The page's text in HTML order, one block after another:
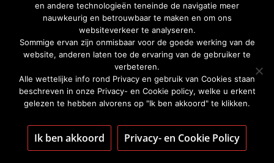
en andere technologieën teneinde de navigatie meer
nauwkeurig en betrouwbaar te maken en om ons
websiteverkeer te analyseren.
Sommige ervan zijn onmisbaar voor de goede werking van de
website, anderen laten toe de ervaring van de gebruiker te
verbeteren.
Alle wettelijke info rond Privacy en gebruik van Cookies staan
beschreven in onze Privacy- en Cookie policy, welke u erkent
gelezen te hebben alvorens op "Ik ben akkoord" te klikken.
Ik ben akkoord Privacy- en Cookie Policy